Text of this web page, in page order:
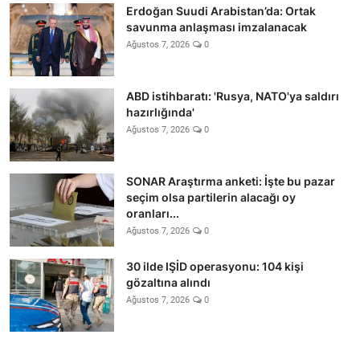
Erdoğan Suudi Arabistan’da: Ortak
savunma anlaşması imzalanacak
Ağustos 7, 2026 0
ABD istihbaratı: 'Rusya, NATO'ya saldırı
hazırlığında'
Ağustos 7, 2026 0
SONAR Araştırma anketi: İşte bu pazar
seçim olsa partilerin alacağı oy
oranları...
Ağustos 7, 2026 0
30 ilde IŞİD operasyonu: 104 kişi
gözaltına alındı
Ağustos 7, 2026 0